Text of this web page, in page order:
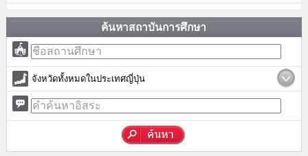
ค้นหาสถาบันการศึกษา
จังหวัดทั้งหมดในประเทศญี่ปุ่น